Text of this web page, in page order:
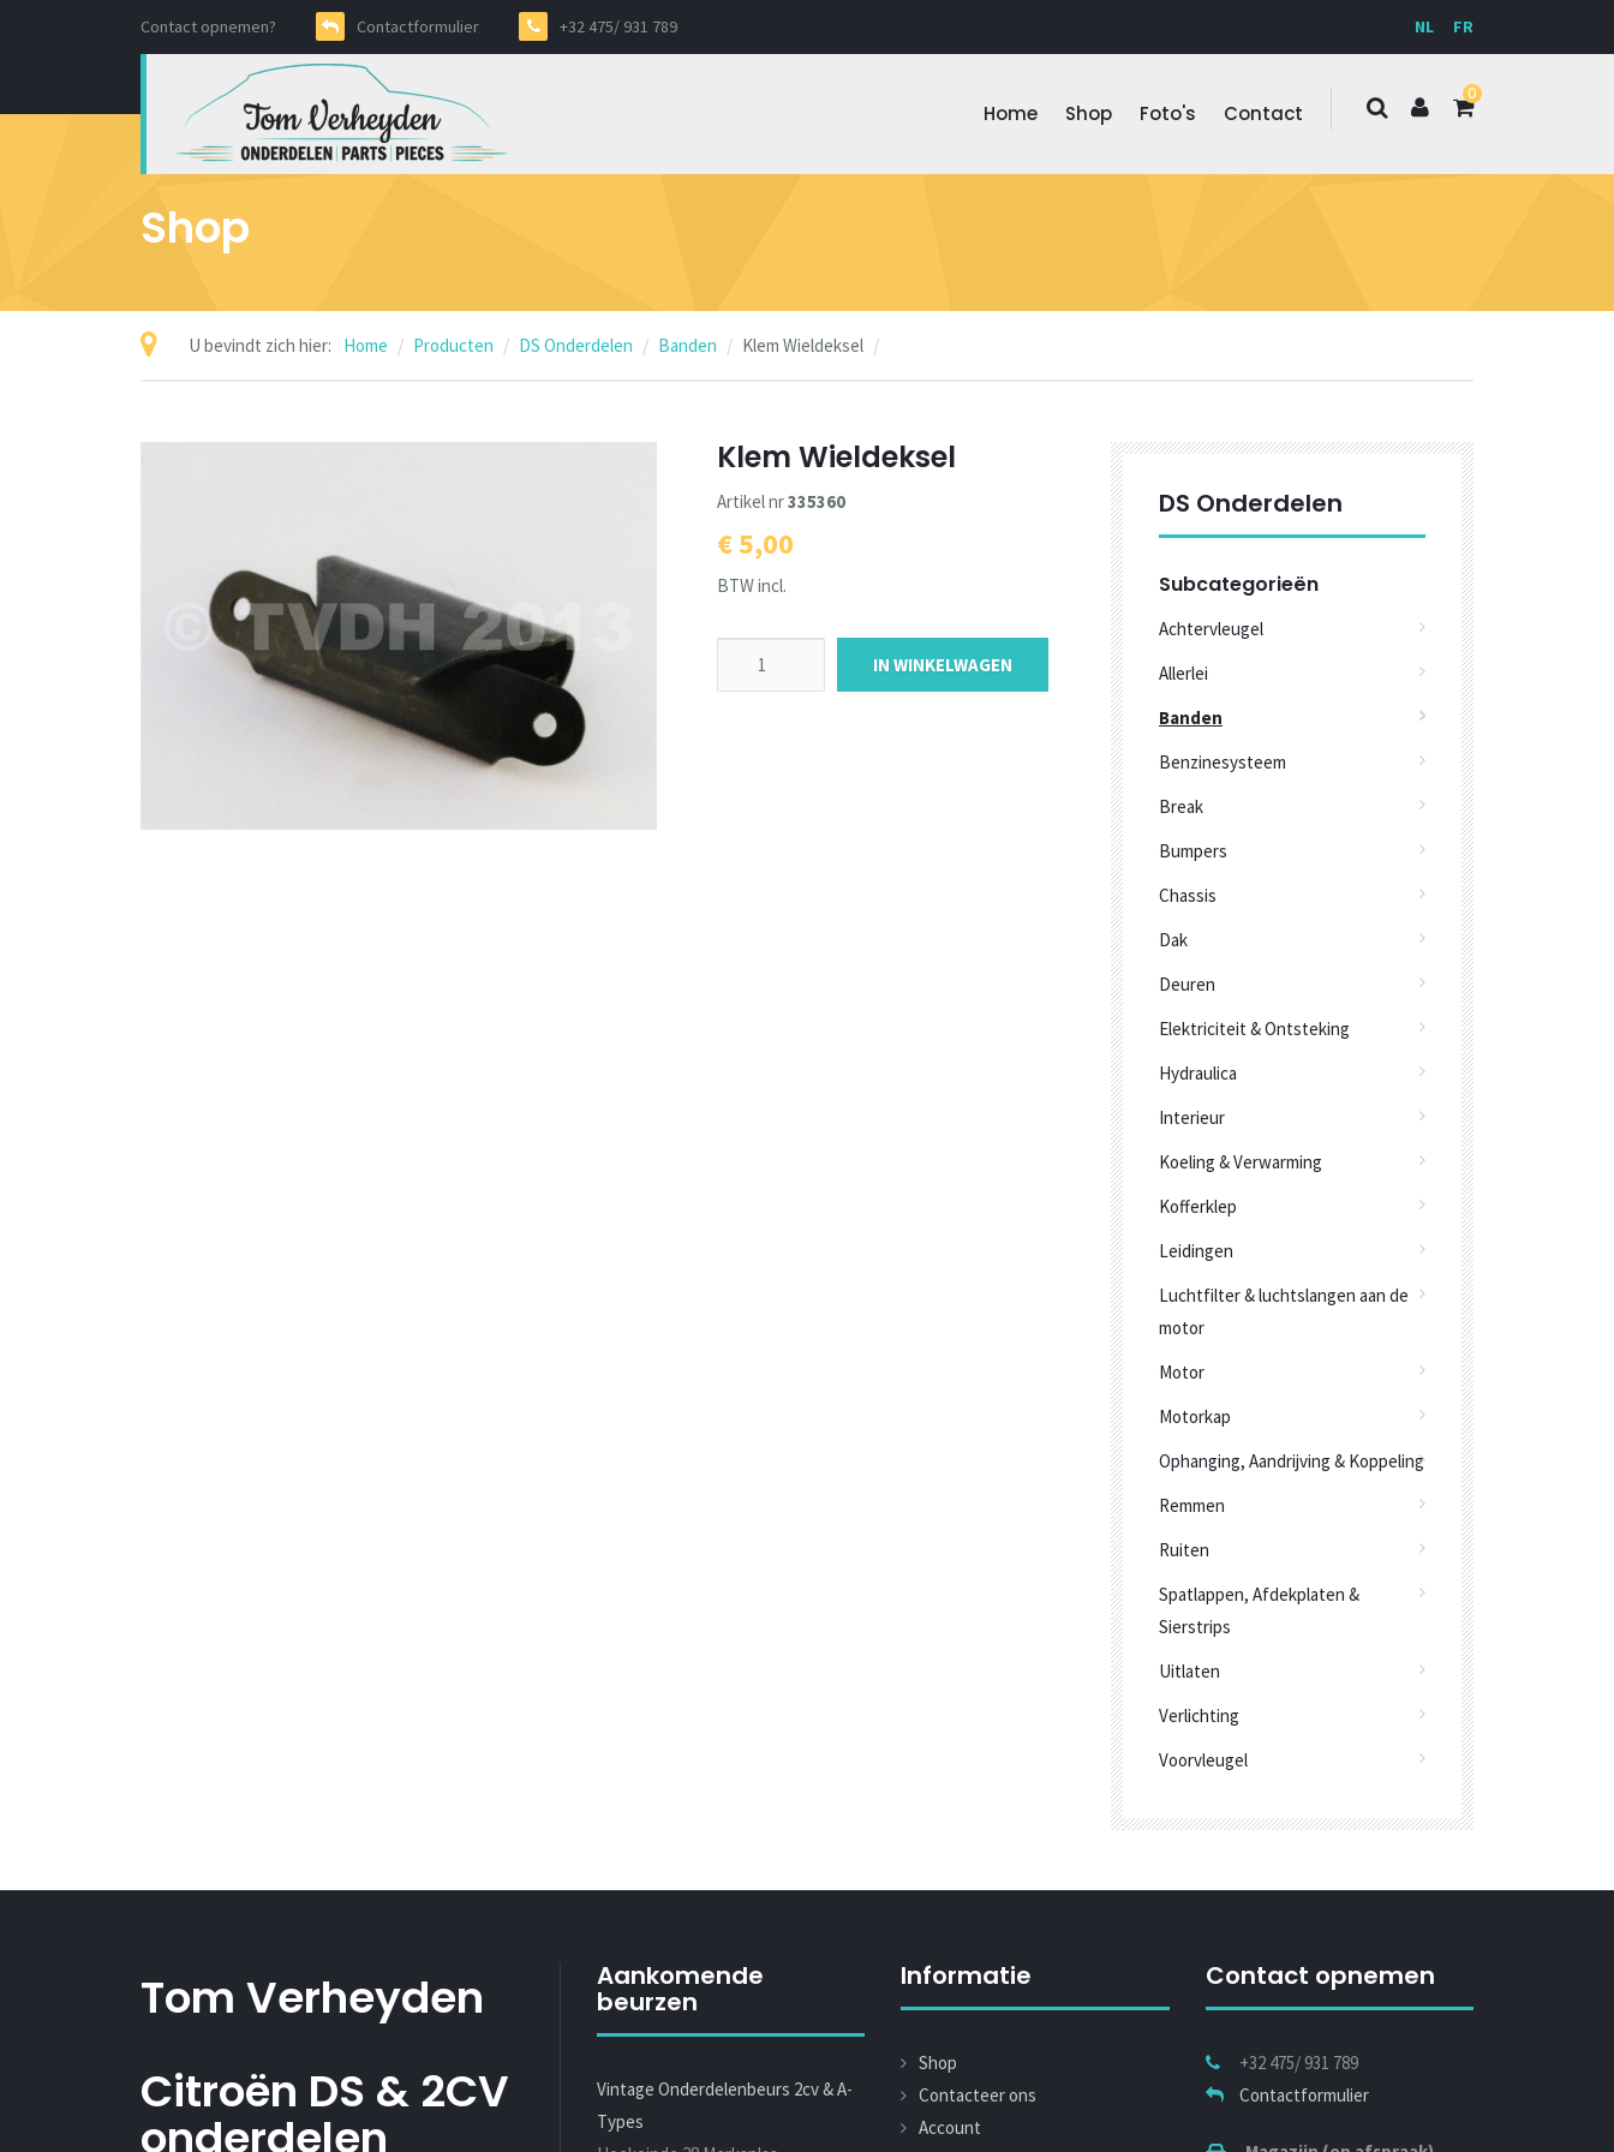
Contact opnemen? Contactformulier +32 475/ 931 789 NL FR
0
Home Shop Foto's Contact
Shop
U bevindt zich hier: Home Producten DS Onderdelen Banden Klem Wieldeksel
Klem Wieldeksel
Artikel nr335360
€ 5,00
BTW incl.
IN WINKELWAGEN
DS Onderdelen
Subcategorieën
Achtervleugel
Allerlei
Banden
Benzinesysteem
Break
Bumpers
Chassis
Dak
Deuren
Elektriciteit & Ontsteking
Hydraulica
Interieur
Koeling & Verwarming
Kofferklep
Leidingen
Luchtfilter & luchtslangen aan de
motor
Motor
Motorkap
Ophanging, Aandrijving & Koppeling
Remmen
Ruiten
Spatlappen, Afdekplaten &
Sierstrips
Uitlaten
Verlichting
Voorvleugel
Tom Verheyden
Citroën DS & 2CV
onderdelen
Aankomende
beurzen
Vintage Onderdelenbeurs 2cv & A-
Types
Informatie
Shop
Contacteer ons
Account
Contact opnemen
+32 475/ 931 789
Contactformulier